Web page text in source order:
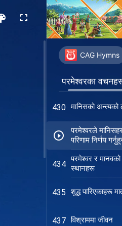
CAG Hymns
परमेश्‍वरका
421
आखिरी दिनहरूमा
(संस्करण २)
425 विश्राममा पस्ने
426 पुनर्स्थापित गर्नुहुनेछ
430 मानिसको अन्त्यको
परमेश्‍वरले
परिणाम निर्णय
434
परमेश्‍वर र
स्थानहरू
435 शुद्ध पारिएकाहरू
437 विश्राममा जीवन